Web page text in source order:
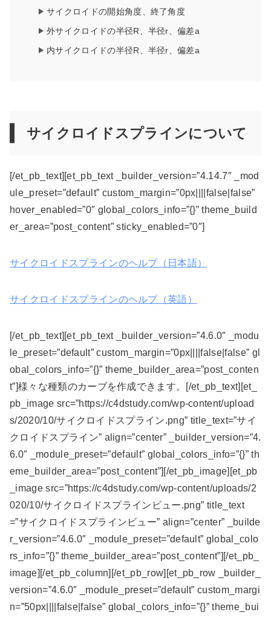
サイクロイドの開始角度、終了角度
外サイクロイドの半径R、半径r、偏差a
内サイクロイドの半径R、半径r、偏差a
サイクロイドスプラインについて
[/et_pb_text][et_pb_text _builder_version=”4.14.7″ _mod
ule_preset=”default” custom_margin=”0px||||false|false”
hover_enabled=”0″ global_colors_info=”{}” theme_build
er_area=”post_content” sticky_enabled=”0″]
サイクロイドスプラインのヘルプ（日本語）
サイクロイドスプラインのヘルプ（英語）
[/et_pb_text][et_pb_text _builder_version=”4.6.0″ _modu
le_preset=”default” custom_margin=”0px||||false|false” gl
obal_colors_info=”{}” theme_builder_area=”post_conten
t”]様々な種類のカーブを作成できます。[/et_pb_text][et_
pb_image src=”https://c4dstudy.com/wp-content/upload
s/2020/10/サイクロイドスプライン.png” title_text=”サイ
クロイドスプライン” align=”center” _builder_version=”4.
6.0″ _module_preset=”default” global_colors_info=”{}” th
eme_builder_area=”post_content”][/et_pb_image][et_pb
_image src=”https://c4dstudy.com/wp-content/uploads/2
020/10/サイクロイドスプラインビュー.png” title_text
=”サイクロイドスプラインビュー” align=”center” _builde
r_version=”4.6.0″ _module_preset=”default” global_colo
rs_info=”{}” theme_builder_area=”post_content”][/et_pb_
image][/et_pb_column][/et_pb_row][et_pb_row _builder_
version=”4.6.0″ _module_preset=”default” custom_margi
n=”50px||||false|false” global_colors_info=”{}” theme_bui